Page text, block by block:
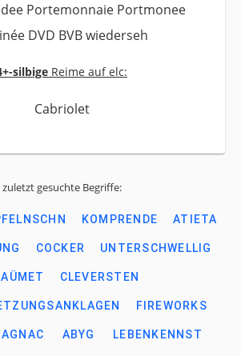
Portemonnaie Portmonee
DVD BVB wiederseh
silbige Reime auf elc:
Cabriolet
zuletzt gesuchte Begriffe:
KOMPRENDE ATIETA
COCKER UNTERSCHWELLIG
CLEVERSTEN
FIREWORKS
ABYG LEBENKENNST